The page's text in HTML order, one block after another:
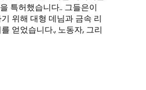
특허했습니다.. 그들은이
위해 대형 데님과 금속 리
얻었습니다., 노동자, 그리